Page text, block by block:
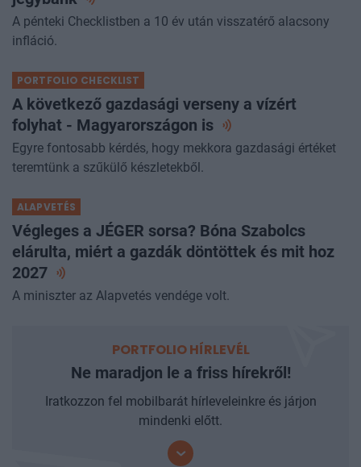
A pénteki Checklistben a 10 év után visszatérő alacsony
infláció.
PORTFOLIO CHECKLIST
A következő gazdasági verseny a vízért
folyhat - Magyarországon is
Egyre fontosabb kérdés, hogy mekkora gazdasági értéket
teremtünk a szűkülő készletekből.
ALAPVETÉS
Végleges a JÉGER sorsa? Bóna Szabolcs
elárulta, miért a gazdák döntöttek és mit hoz
2027
A miniszter az Alapvetés vendége volt.
PORTFOLIO HÍRLEVÉL
Ne maradjon le a friss hírekről!
Iratkozzon fel mobilbarát hírleveleinkre és járjon
mindenki előtt.